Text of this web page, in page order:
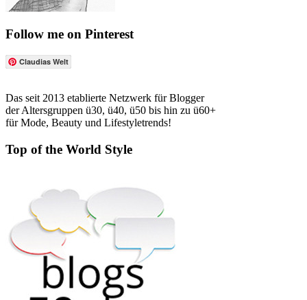
Follow me on Pinterest
Claudias Welt
Das seit 2013 etablierte Netzwerk für Blogger
der Altersgruppen ü30, ü40, ü50 bis hin zu ü60+
für Mode, Beauty und Lifestyletrends!
Top of the World Style